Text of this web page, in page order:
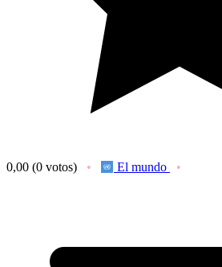
0,00 (0 votos) El mundo